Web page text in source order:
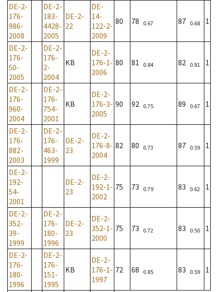
DE-2-
176-
986-
2008
DE-2-
183-
4428-
2005
DE-2-
22
DE-
14-
122-2-
2009
80 78 0.67 87 0.68 1
DE-2-
176-
50-
2005
DE-2-
176-
2-
2004
KB
DE-2-
176-1-
2006
80 81 0.84 82 0.81 1
DE-2-
176-
960-
2004
DE-2-
176-
754-
2001
KB
DE-2-
176-3-
2005
90 92 0.75 89 0.67 1
DE-2-
176-
882-
2003
DE-2-
176-
463-
1999
DE-2-
23
DE-2-
176-8-
2004
82 80 0.73 87 0.59 1
DE-2-
192-
54-
2001
DE-2-
23
DE-2-
192-1-
2002
75 73 0.79 83 0.62 1
DE-2-
352-
39-
1999
DE-2-
176-
180-
1996
DE-2-
23
DE-2-
352-1-
2000
75 73 0.72 83 0.50 1
DE-2-
176-
180-
1996
DE-2-
176-
151-
1995
KB
DE-2-
176-1-
1997
72 68 0.85 83 0.59 1